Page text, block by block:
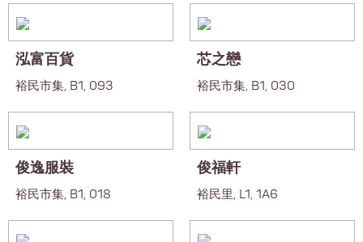
泓富百貨
裕民市集, B1, 093
芯之戀
裕民市集, B1, 030
俊逸服裝
裕民市集, B1, 018
俊福軒
裕民里, L1, 1A6